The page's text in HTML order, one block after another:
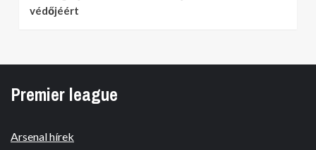
védőjéért
Premier league
Arsenal hírek